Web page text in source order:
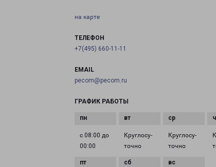
на карте
ТЕЛЕФОН
+7(495) 660-11-11
EMAIL
pecom@pecom.ru
ГРАФИК РАБОТЫ
с 08:00 до
00:00
Круглосу­
точно
Круглосу­
точно